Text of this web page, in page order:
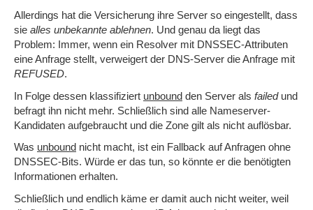
Allerdings hat die Versicherung ihre Server so eingestellt, dass
sie alles unbekannte ablehnen. Und genau da liegt das
Problem: Immer, wenn ein Resolver mit DNSSEC-Attributen
eine Anfrage stellt, verweigert der DNS-Server die Anfrage mit
REFUSED.
In Folge dessen klassifiziert unbound den Server als failedund
befragt ihn nicht mehr. Schließlich sind alle Nameserver-
Kandidaten aufgebraucht und die Zone gilt als nicht auflösbar.
Was unbound nicht macht, ist ein Fallback auf Anfragen ohne
DNSSEC-Bits. Würde er das tun, so könnte er die benötigten
Informationen erhalten.
Schließlich und endlich käme er damit auch nicht weiter, weil